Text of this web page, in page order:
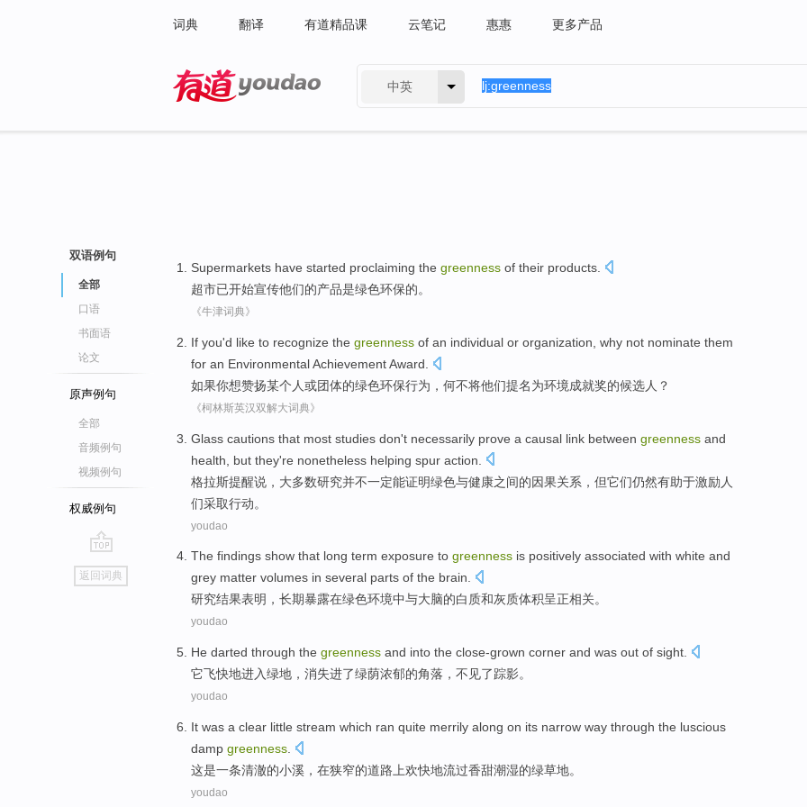
词典 翻译 有道精品课 云笔记 惠惠 更多产品
中英
双语例句
全部
口语
书面语
论文
原声例句
全部
音频例句
视频例句
权威例句
go
top
返回词典
Supermarkets have started proclaiming the greenness of their products
超市已开始宣传他们的产品是绿色环保的。
《牛津词典》
If you'd like to recognize the greenness of an individual or organization why not nominate them
for an EnvironmentalAchievement Award
如果你想赞扬某个人或团体的绿色环保行为， 何不将他们提名为环境成就奖的候选人？
《柯林斯英汉双解大词典》
Glass cautions that most studies don't necessarily prove a causal link between greenness and
health
but they're nonetheless helping spur action
格拉斯提醒说， 大多数研究并不一定能证明绿色与健康之间的因果关系， 但它们仍然有助于激励人
们采取行动。
youdao
The findings show that long term exposure to greenness is positively associated with white and
grey matter volumes in several parts of the brain.
研究结果表明 ， 长期暴露在绿色环境中与大脑的白质和灰质体积呈正相关。
youdao
He darted through the greenness and into the close-grown corner and was out of sight.
它飞快地进入绿地，消失进了绿荫浓郁的角落 ， 不见了踪影。
youdao
It was a clear little stream which ran quite merrily along on its narrow way through the luscious
damp greenness
这是一条清澈的小溪 ， 在狭窄的道路 上欢快地流过香甜潮湿的绿草地。
youdao